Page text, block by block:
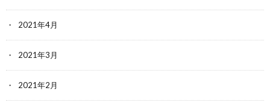
2021年4月
2021年3月
2021年2月